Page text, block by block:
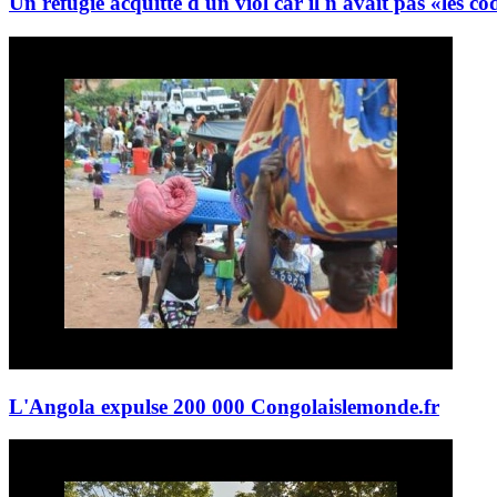
L'Angola expulse 200 000 Congolaislemonde.fr